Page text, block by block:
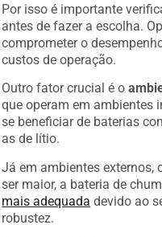
Por isso é importante
antes de fazer a escolha.
comprometer o
custos de operação.
Outro fator crucial é o
que operam em ambientes
se beneficiar de baterias
as de lítio.
Já em ambientes externos,
ser maior, a bateria de
mais adequada devido ao
robustez.